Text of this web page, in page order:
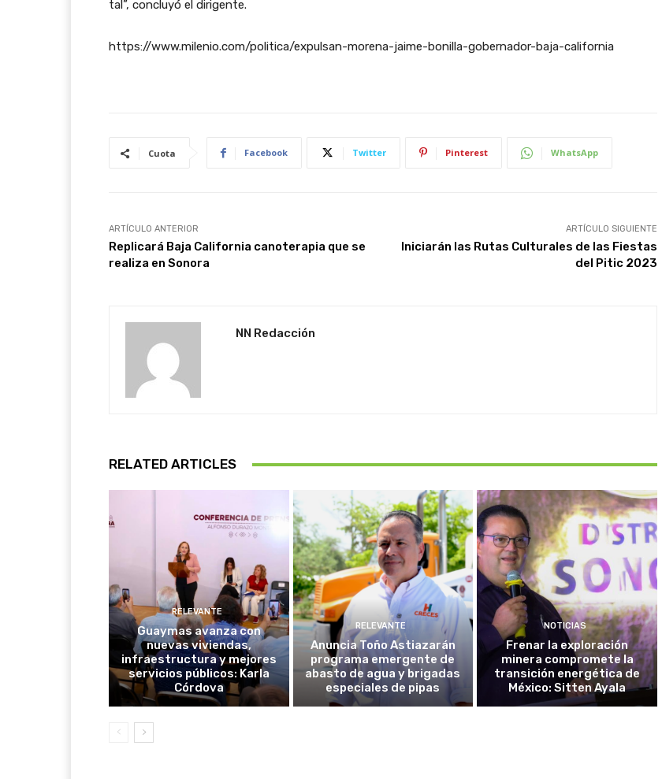
tal”, concluyó el dirigente.
https://www.milenio.com/politica/expulsan-morena-jaime-bonilla-gobernador-baja-california
Cuota Facebook Twitter Pinterest WhatsApp
ARTÍCULO ANTERIOR
Replicará Baja California canoterapia que se
realiza en Sonora
ARTÍCULO SIGUIENTE
Iniciarán las Rutas Culturales de las Fiestas
del Pitic 2023
NN Redacción
RELATED ARTICLES
RELEVANTE
Guaymas avanza con
nuevas viviendas,
infraestructura y mejores
servicios públicos: Karla
Córdova
RELEVANTE
Anuncia Toño Astiazarán
programa emergente de
abasto de agua y brigadas
especiales de pipas
NOTICIAS
Frenar la exploración
minera compromete la
transición energética de
México: Sitten Ayala